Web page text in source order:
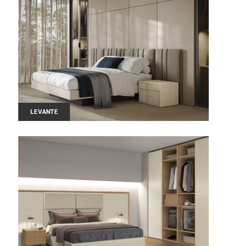
LEVANTE